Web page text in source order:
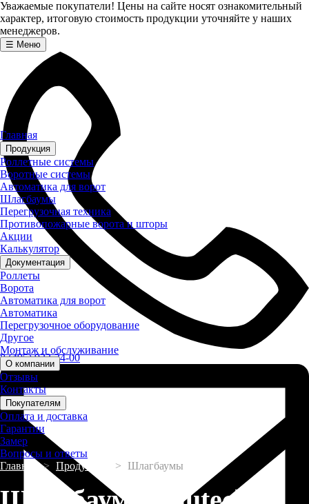
Уважаемые покупатели! Цены на сайте носят ознакомительный
характер, итоговую стоимость продукции уточняйте у наших
менеджеров.
☰ Меню
8 (495) 923-24-00
Главная
Продукция
Роллетные системы
Воротные системы
Автоматика для ворот
Шлагбаумы
Перегрузочная техника
Противопожарные ворота и шторы
Акции
Калькулятор
Документация
Роллеты
Ворота
Автоматика для ворот
Автоматика
Перегрузочное оборудование
Другое
Монтаж и обслуживание
О компании
Отзывы
Контакты
Покупателям
Оплата и доставка
Гарантии
Замер
Вопросы и ответы
Главная
> Продукция > Шлагбаумы